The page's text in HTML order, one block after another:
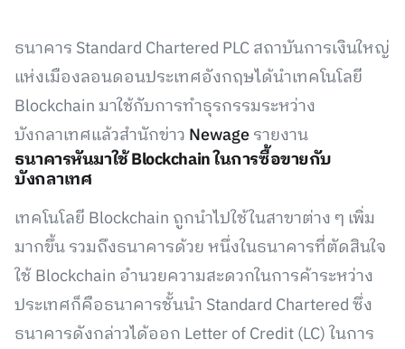
ธนาคาร Standard Chartered PLC สถาบันการเงินใหญ่
แห่งเมืองลอนดอนประเทศอังกฤษได้นำเทคโนโลยี
Blockchain มาใช้กับการทำธุรกรรมระหว่าง
บังกลาเทศแล้วสำนักข่าว Newageรายงาน
ธนาคารหันมาใช้ Blockchain ในการซื้อขายกับ
บังกลาเทศ
เทคโนโลยี Blockchain ถูกนำไปใช้ในสาขาต่าง ๆ เพิ่ม
มากขึ้น รวมถึงธนาคารด้วย หนึ่งในธนาคารที่ตัดสินใจ
ใช้ Blockchain อำนวยความสะดวกในการค้าระหว่าง
ประเทศก็คือธนาคารชั้นนำ Standard Chartered ซึ่ง
ธนาคารดังกล่าวได้ออก Letter of Credit (LC) ในการ